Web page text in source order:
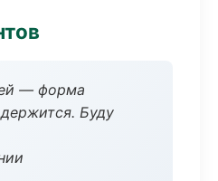
— форма
Буду